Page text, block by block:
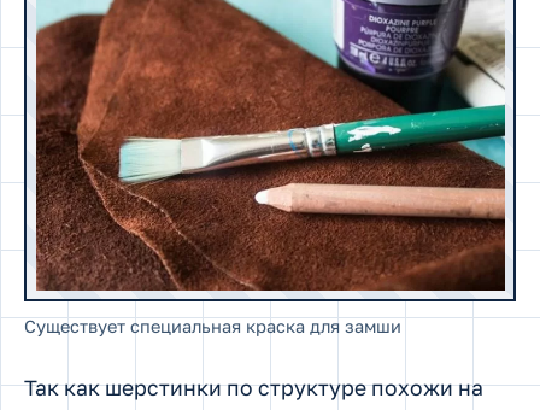
Существует специальная краска для замши
Так как шерстинки по структуре похожи на